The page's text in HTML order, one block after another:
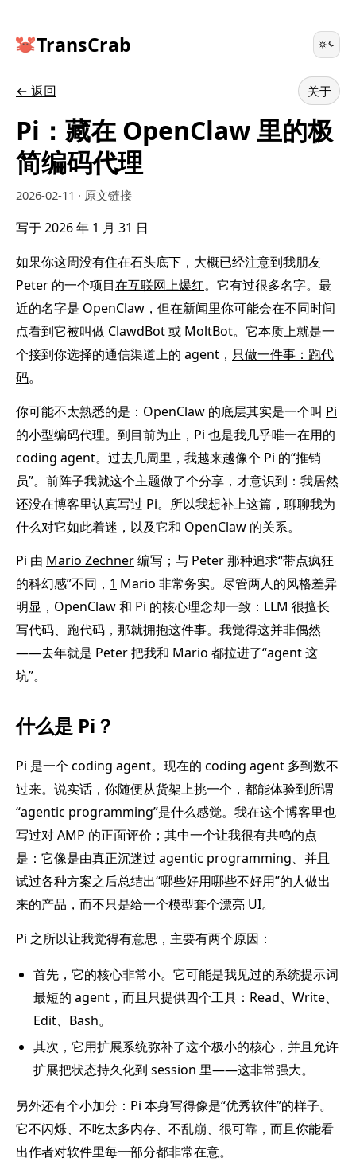
TransCrab
← 返回 关于
Pi：藏在 OpenClaw 里的极
简编码代理
2026-02-11 · 原文链接
写于 2026 年 1 月 31 日
如果你这周没有住在石头底下，大概已经注意到我朋友
Peter 的一个项目在互联网上爆红。它有过很多名字。最
近的名字是 OpenClaw ，但在新闻里你可能会在不同时间
点看到它被叫做 ClawdBot 或 MoltBot。它本质上就是一
个接到你选择的通信渠道上的 agent， 只做一件事：跑代
码。
你可能不太熟悉的是：OpenClaw 的底层其实是一个叫 Pi
的小型编码代理。到目前为止，Pi 也是我几乎唯一在用的
coding agent。过去几周里，我越来越像个 Pi 的“推销
员”。前阵子我就这个主题做了个分享，才意识到：我居然
还没在博客里认真写过 Pi。所以我想补上这篇，聊聊我为
什么对它如此着迷，以及它和 OpenClaw 的关系。
Pi 由 Mario Zechner编写；与 Peter 那种追求“带点疯狂
的科幻感”不同， 1 Mario 非常务实。尽管两人的风格差异
明显，OpenClaw 和 Pi 的核心理念却一致：LLM 很擅长
写代码、跑代码，那就拥抱这件事。我觉得这并非偶然
——去年就是 Peter 把我和 Mario 都拉进了“agent 这
坑”。
什么是 Pi？
Pi 是一个 coding agent。现在的 coding agent 多到数不
过来。说实话，你随便从货架上挑一个，都能体验到所谓
“agentic programming”是什么感觉。我在这个博客里也
写过对 AMP 的正面评价；其中一个让我很有共鸣的点
是：它像是由真正沉迷过 agentic programming、并且
试过各种方案之后总结出“哪些好用哪些不好用”的人做出
来的产品，而不只是给一个模型套个漂亮 UI。
Pi 之所以让我觉得有意思，主要有两个原因：
首先，它的核心非常小。它可能是我见过的系统提示词
最短的 agent，而且只提供四个工具：Read、Write、
Edit、Bash。
其次，它用扩展系统弥补了这个极小的核心，并且允许
扩展把状态持久化到 session 里——这非常强大。
另外还有个小加分：Pi 本身写得像是“优秀软件”的样子。
它不闪烁、不吃太多内存、不乱崩、很可靠，而且你能看
出作者对软件里每一部分都非常在意。